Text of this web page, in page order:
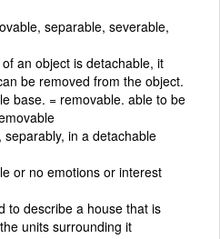
separable, severable,
an object is detachable, it
be removed from the object.
base. = removable. able to be
separably, in a detachable
or no emotions or interest
to describe a house that is
units surrounding it